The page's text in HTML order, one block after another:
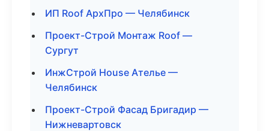
ИП Roof АрхПро — Челябинск
Проект-Строй Монтаж Roof —
Сургут
ИнжСтрой House Ателье —
Челябинск
Проект-Строй Фасад Бригадир —
Нижневартовск